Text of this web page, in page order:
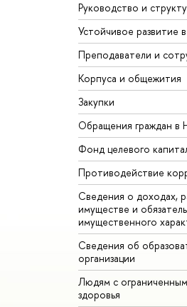
Руководство и
Устойчивое
Преподаватели и
Корпуса и общежития
Закупки
Обращения граждан
Фонд целевого
Противодействие
Сведения о доходах,
имуществе и
имущественного
Сведения об
организации
Людям с
здоровья